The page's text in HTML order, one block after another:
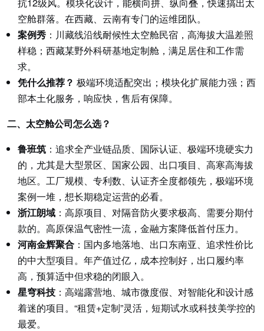
空舱群落。在西藏、云南有专门的运维团队。
案例秀 ：川藏线沿线耐候性太空舱民宿，高海拔大温差照
样稳；西藏某野外科研基地定制舱，满足居住和工作需
求。
凭什么推荐？ 极端环境适配突出；模块化扩展能力强；西
部本土化服务，响应快，售后有保障。
二、太空舱公司怎么选？
鲁班筑 ：追求全产业链品质、国际认证、极端环境硬实力
的，尤其是大型景区、国家公园、出口项目、高寒高海拔
地区。工厂规模、专利数、认证齐全度都领先，极端环境
案例一堆，想长期稳定运营的必看。
浙江朗域 ：高原项目、对隔音防火要求极高、需要分期付
款的。高原保温气密性一流，金融方案降低首付压力。
河南金辉聚合 ：国内多地落地、出口东南亚、追求性价比
的中大型项目。年产值过亿，成本控制好，出口履约率
高，预算适中但求稳的闭眼入。
星穹科技 ：高端露营地、城市微度假、对智能化和设计感
着迷的项目。“租赁+定制”灵活，短期试水或科技美学控的
最爱。